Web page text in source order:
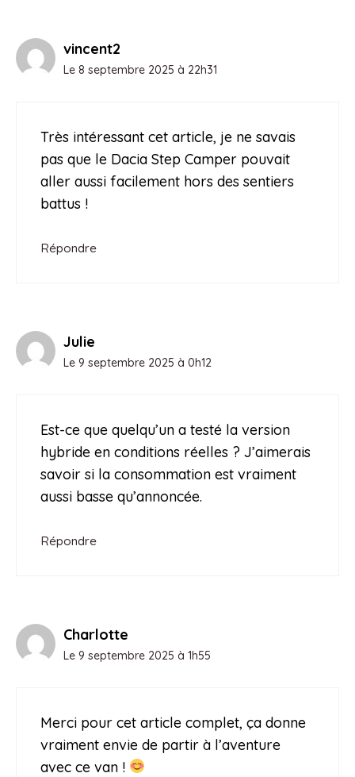
vincent2
Le 8 septembre 2025 à 22h31
Très intéressant cet article, je ne savais
pas que le Dacia Step Camper pouvait
aller aussi facilement hors des sentiers
battus !
Répondre
Julie
Le 9 septembre 2025 à 0h12
Est-ce que quelqu’un a testé la version
hybride en conditions réelles ? J’aimerais
savoir si la consommation est vraiment
aussi basse qu’annoncée.
Répondre
Charlotte
Le 9 septembre 2025 à 1h55
Merci pour cet article complet, ça donne
vraiment envie de partir à l’aventure
avec ce van !